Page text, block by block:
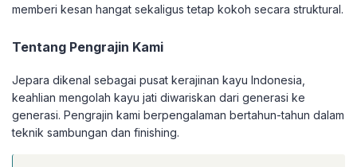
memberi kesan hangat sekaligus tetap kokoh secara struktural.
Tentang Pengrajin Kami
Jepara dikenal sebagai pusat kerajinan kayu Indonesia,
keahlian mengolah kayu jati diwariskan dari generasi ke
generasi. Pengrajin kami berpengalaman bertahun-tahun dalam
teknik sambungan dan finishing.